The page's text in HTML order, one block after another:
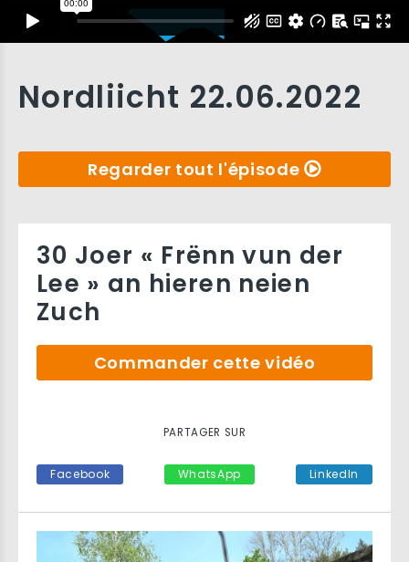
Nordliicht 22.06.2022
Regarder tout l'épisode
30 Joer « Frënn vun der
Lee » an hieren neien
Zuch
Commander cette vidéo
PARTAGER SUR
Facebook WhatsApp LinkedIn